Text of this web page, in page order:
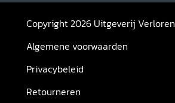
Copyright 2026 Uitgeverij Verloren
Algemene voorwaarden
Privacybeleid
Retourneren